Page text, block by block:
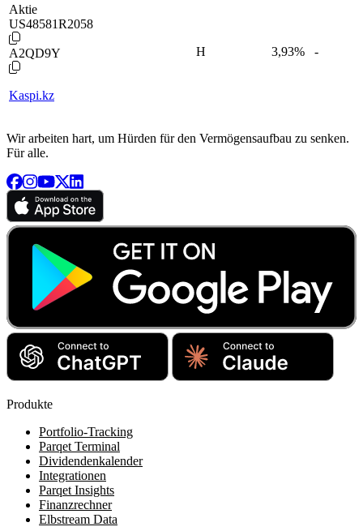
Aktie
US48581R2058
A2QD9Y
Kaspi.kz
H 3,93% -
Wir arbeiten hart, um Hürden für den Vermögensaufbau zu senken.
Für alle.
Produkte
Portfolio-Tracking
Parqet Terminal
Dividendenkalender
Integrationen
Parqet Insights
Finanzrechner
Elbstream Data